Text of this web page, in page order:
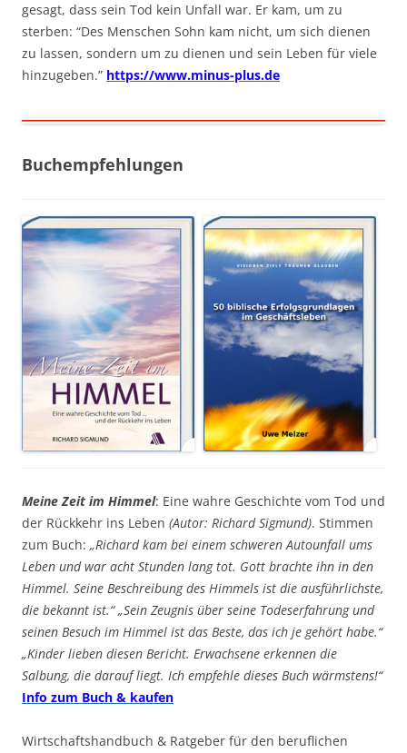
gesagt, dass sein Tod kein Unfall war. Er kam, um zu
sterben: “Des Menschen Sohn kam nicht, um sich dienen
zu lassen, sondern um zu dienen und sein Leben für viele
hinzugeben.” https://www.minus-plus.de
Buchempfehlungen
Meine Zeit im Himmel: Eine wahre Geschichte vom Tod und
der Rückkehr ins Leben (Autor: Richard Sigmund). Stimmen
zum Buch: „Richard kam bei einem schweren Autounfall ums
Leben und war acht Stunden lang tot. Gott brachte ihn in den
Himmel. Seine Beschreibung des Himmels ist die ausführlichste,
die bekannt ist.“ „Sein Zeugnis über seine Todeserfahrung und
seinen Besuch im Himmel ist das Beste, das ich je gehört habe.“
„Kinder lieben diesen Bericht. Erwachsene erkennen die
Salbung, die darauf liegt. Ich empfehle dieses Buch wärmstens!“
Info zum Buch & kaufen
Wirtschaftshandbuch & Ratgeber für den beruflichen